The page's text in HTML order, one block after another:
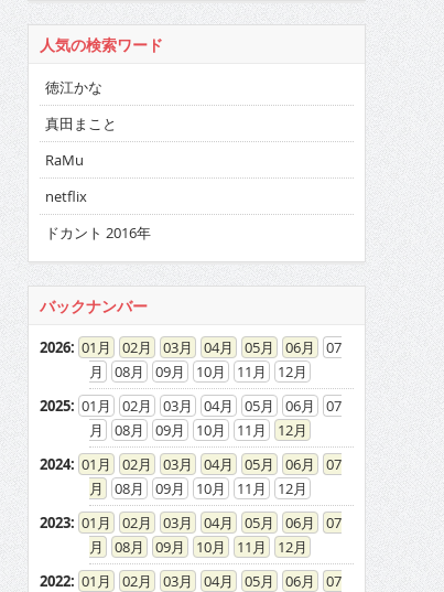
人気の検索ワード
徳江かな
真田まこと
RaMu
netflix
ドカント 2016年
バックナンバー
2026: 01 02 03 04 05 06
07
08
09 10 11
12
2025: 01 02 03 04 05 06
07
08
09 10 11
12
2024: 01 02 03 04 05 06
07
08
09 10 11
12
2023: 01 02 03 04 05 06
07
08
09 10 11
12
2022: 01 02 03 04 05 06
07